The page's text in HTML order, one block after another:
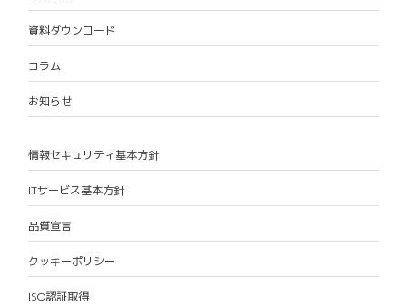
資料ダウンロード
コラム
お知らせ
情報セキュリティ基本方針
ITサービス基本方針
品質宣言
クッキーポリシー
ISO認証取得